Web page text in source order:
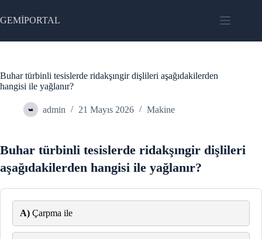
to
content
GEMİPORTAL
Buhar türbinli tesislerde ridakşıngir dişlileri aşağıdakilerden
hangisi ile yağlanır?
admin 21 Mayıs 2026 Makine
Buhar türbinli tesislerde ridakşıngir dişlileri
aşağıdakilerden hangisi ile yağlanır?
A) Çarpma ile